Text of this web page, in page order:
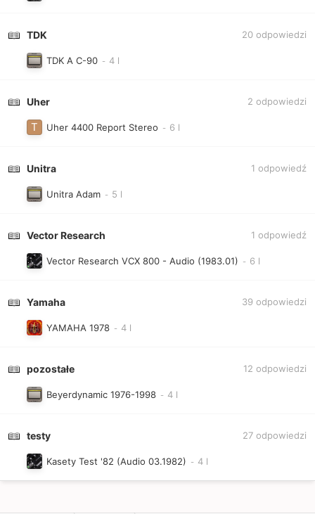
TDK 20 odpowiedzi
TDK A C-90
Uher 2 odpowiedzi
Uher 4400 Report Stereo
Unitra 1 odpowiedź
Unitra Adam
Vector Research 1 odpowiedź
Vector Research VCX 800 - Audio (1983.01)
Yamaha 39 odpowiedzi
YAMAHA 1978
pozostałe 12 odpowiedzi
Beyerdynamic 1976-1998
testy 27 odpowiedzi
Kasety Test '82 (Audio 03.1982)